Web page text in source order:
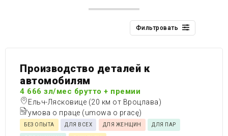
Фильтровать
Производство деталей к
автомобилям
4 666 зл/мес брутто + премии
Ельч-Лясковице (20 км от Вроцлава)
умова о праце (umowa o pracę)
БЕЗ ОПЫТА ДЛЯ ВСЕХ ДЛЯ ЖЕНЩИН ДЛЯ ПАР